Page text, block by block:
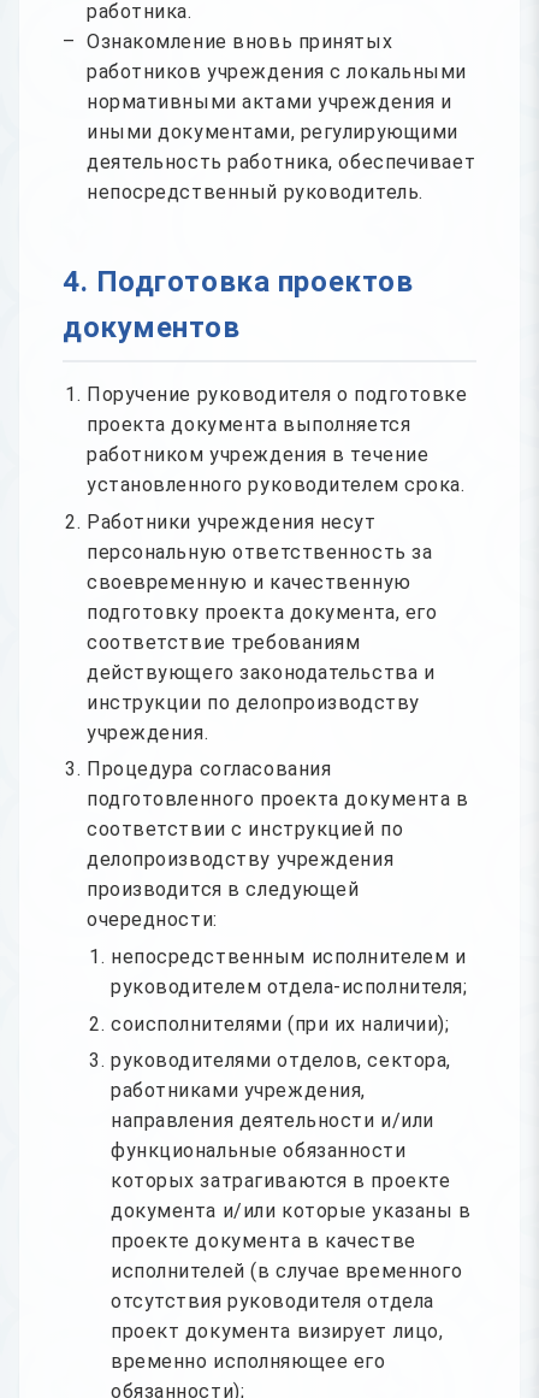
работника.
Ознакомление вновь принятых
работников учреждения с локальными
нормативными актами учреждения и
иными документами, регулирующими
деятельность работника, обеспечивает
непосредственный руководитель.
4. Подготовка проектов
документов
Поручение руководителя о подготовке
проекта документа выполняется
работником учреждения в течение
установленного руководителем срока.
Работники учреждения несут
персональную ответственность за
своевременную и качественную
подготовку проекта документа, его
соответствие требованиям
действующего законодательства и
инструкции по делопроизводству
учреждения.
Процедура согласования
подготовленного проекта документа в
соответствии с инструкцией по
делопроизводству учреждения
производится в следующей
очередности:
непосредственным исполнителем и
руководителем отдела-исполнителя;
соисполнителями (при их наличии);
руководителями отделов, сектора,
работниками учреждения,
направления деятельности и/или
функциональные обязанности
которых затрагиваются в проекте
документа и/или которые указаны в
проекте документа в качестве
исполнителей (в случае временного
отсутствия руководителя отдела
проект документа визирует лицо,
временно исполняющее его
обязанности);